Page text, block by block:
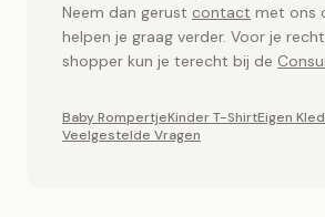
Neem dan gerust contact met ons
helpen je graag verder. Voor je
shopper kun je terecht bij de
Baby RompertjeKinder T-ShirtEigen
Veelgestelde Vragen